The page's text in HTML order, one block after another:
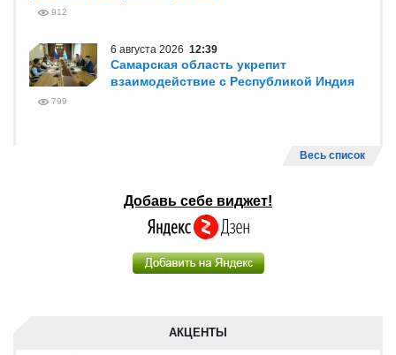
912
6 августа 2026 12:39
Самарская область укрепит
взаимодействие с Республикой Индия
799
Весь список
Добавь себе виджет!
АКЦЕНТЫ